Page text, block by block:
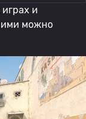
и
ими можно